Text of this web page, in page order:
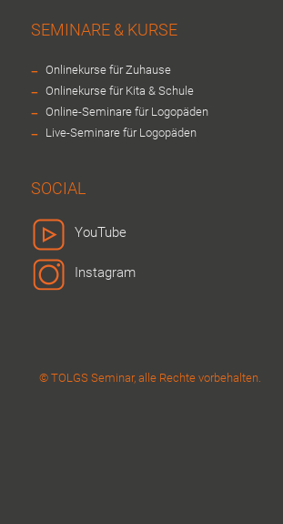
SEMINARE & KURSE
- Onlinekurse für Zuhause
- Onlinekurse für Kita & Schule
- Online-Seminare für Logopäden
- Live-Seminare für Logopäden
SOCIAL
YouTube
Instagram
© TOLGS Seminar, alle Rechte vorbehalten.